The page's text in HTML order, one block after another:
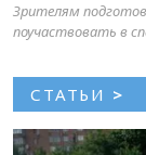
Зрителям
поучаствовать в
СТАТЬИ >